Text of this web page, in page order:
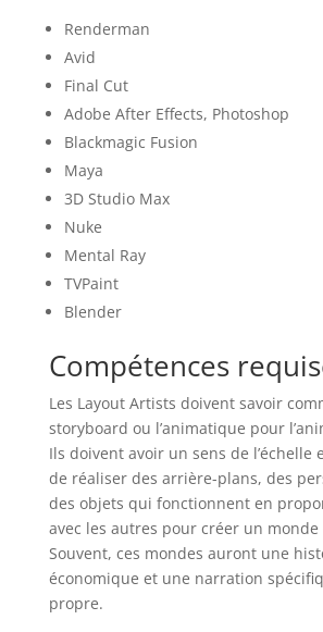
Renderman
Avid
Final Cut
Adobe After Effects, Photoshop
Blackmagic Fusion
Maya
3D Studio Max
Nuke
Mental Ray
TVPaint
Blender
Compétences
Les Layout Artists doivent savoir
storyboard ou l’animatique pour
Ils doivent avoir un sens de l’échelle
de réaliser des arrière-plans, des
des objets qui fonctionnent en
avec les autres pour créer un
Souvent, ces mondes auront une
économique et une narration
propre.